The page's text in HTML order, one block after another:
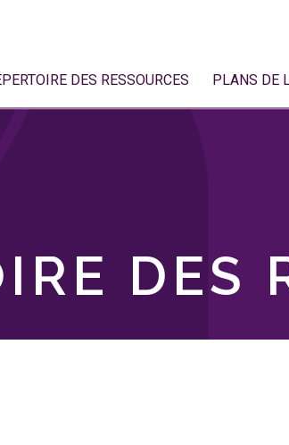
DES RESSOURCES PLANS DE
DES